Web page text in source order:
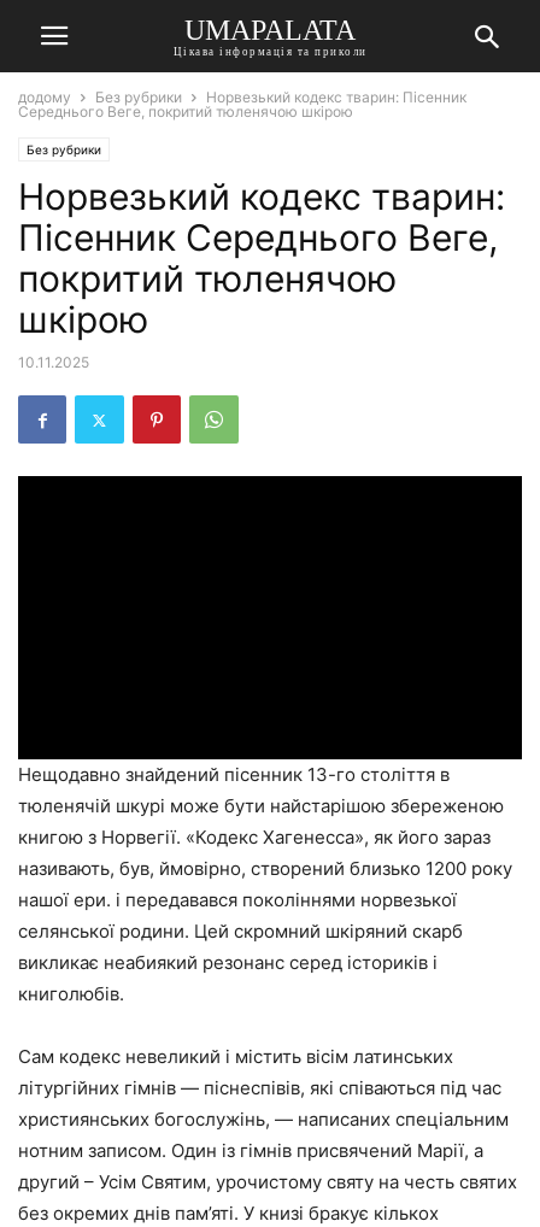
UMAPALATA
Цікава інформація та приколи
додому Без рубрики
Норвезький кодекс тварин: Пісенник
Середнього Веге, покритий тюленячою шкірою
Без рубрики
Норвезький кодекс тварин:
Пісенник Середнього Веге,
покритий тюленячою
шкірою
10.11.2025
Нещодавно знайдений пісенник 13-го століття в
тюленячій шкурі може бути найстарішою збереженою
книгою з Норвегії. «Кодекс Хагенесса», як його зараз
називають, був, ймовірно, створений близько 1200 року
нашої ери. і передавався поколіннями норвезької
селянської родини. Цей скромний шкіряний скарб
викликає неабиякий резонанс серед істориків і
книголюбів.
Сам кодекс невеликий і містить вісім латинських
літургійних гімнів — піснеспівів, які співаються під час
християнських богослужінь, — написаних спеціальним
нотним записом. Один із гімнів присвячений Марії, а
другий – Усім Святим, урочистому святу на честь святих
без окремих днів пам’яті. У книзі бракує кількох